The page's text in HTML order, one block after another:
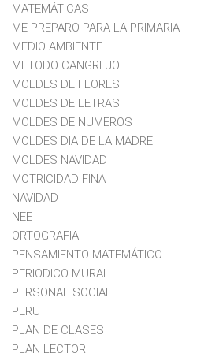
MATEMÁTICAS
ME PREPARO PARA LA PRIMARIA
MEDIO AMBIENTE
METODO CANGREJO
MOLDES DE FLORES
MOLDES DE LETRAS
MOLDES DE NUMEROS
MOLDES DIA DE LA MADRE
MOLDES NAVIDAD
MOTRICIDAD FINA
NAVIDAD
NEE
ORTOGRAFIA
PENSAMIENTO MATEMÁTICO
PERIODICO MURAL
PERSONAL SOCIAL
PERU
PLAN DE CLASES
PLAN LECTOR